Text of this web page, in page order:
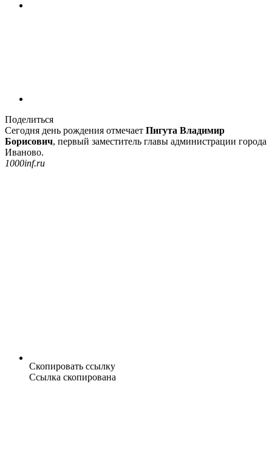
Поделиться
Сегодня день рождения отмечает Пигута Владимир
Борисович, первый заместитель главы администрации города
Иваново.
1000inf.ru
Скопировать ссылку
Ссылка скопирована